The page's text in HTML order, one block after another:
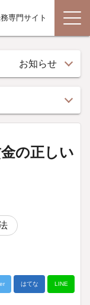
専門サイト
の正しい
はてな LINE
お知らせ